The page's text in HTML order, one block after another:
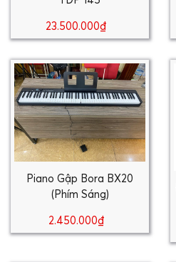
23.500.000₫
Piano Gập Bora BX20
(Phím Sáng)
2.450.000₫